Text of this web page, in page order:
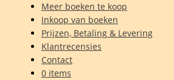
Meer boeken te koop
Inkoop van boeken
Prijzen, Betaling & Levering
Klantrecensies
Contact
0 items